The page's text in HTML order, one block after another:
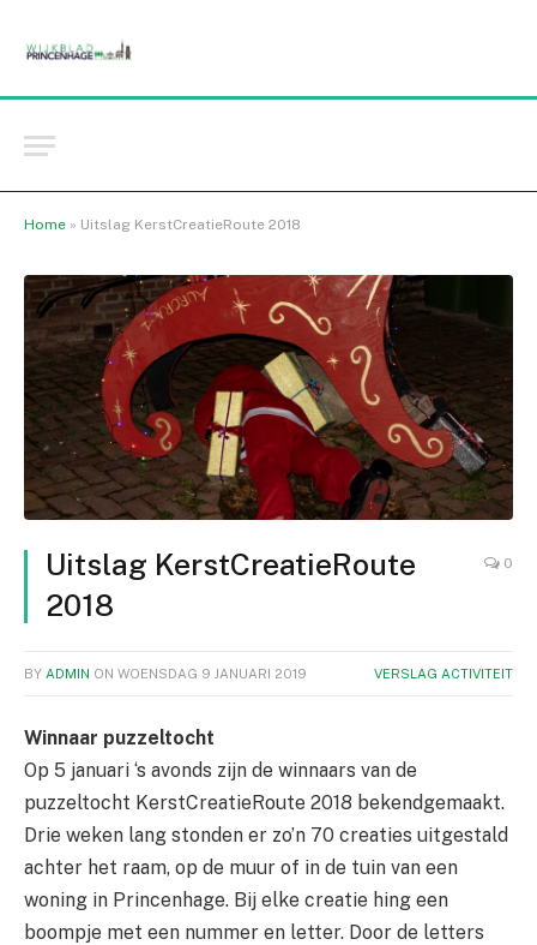
Home » Uitslag KerstCreatieRoute 2018
Uitslag KerstCreatieRoute
2018
0
BY ADMIN ON WOENSDAG 9 JANUARI 2019 VERSLAG ACTIVITEIT
Winnaar puzzeltocht
Op 5 januari ‘s avonds zijn de winnaars van de
puzzeltocht KerstCreatieRoute 2018 bekendgemaakt.
Drie weken lang stonden er zo’n 70 creaties uitgestald
achter het raam, op de muur of in de tuin van een
woning in Princenhage. Bij elke creatie hing een
boompje met een nummer en letter. Door de letters